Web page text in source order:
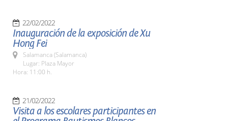
22/02/2022
Inauguración de la exposición de Xu
Hong Fei
Salamanca (Salamanca)
Lugar: Plaza Mayor
Hora: 11:00 h.
21/02/2022
Visita a los escolares participantes en